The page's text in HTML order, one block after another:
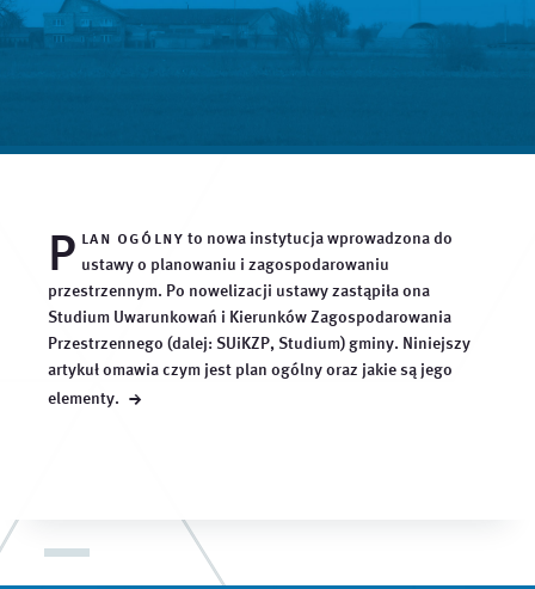
P lan ogólny to nowa instytucja wprowadzona do
ustawy o planowaniu i zagospodarowaniu
przestrzennym. Po nowelizacji ustawy zastąpiła ona
Studium Uwarunkowań i Kierunków Zagospodarowania
Przestrzennego (dalej: SUiKZP, Studium) gminy. Niniejszy
artykuł omawia czym jest plan ogólny oraz jakie są jego
elementy. →